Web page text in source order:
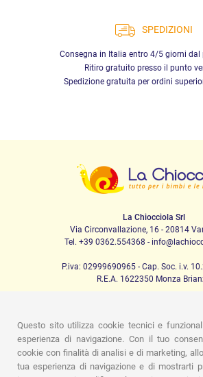
SPEDIZIONI
Consegna in Italia entro 4/5 giorni dal
Ritiro gratuito presso il punto
Spedizione gratuita per ordini
La Chiocciola Srl
Via Circonvallazione, 16 - 20814
Tel. +39 0362.554368 -
P.iva: 02999690965 - Cap. Soc. i.v.
R.E.A. 1622350 Monza
PRODOTTI
Passeggio
Seggiolini Auto A casa
Igiene
Mamma e bebè Abbigliamento
Questo sito utilizza cookie tecnici e
esperienza di navigazione. Con il tuo
cookie con finalità di analisi e di marketing,
tua esperienza di navigazione e di mostrarti